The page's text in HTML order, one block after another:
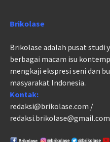
Brikolase
Brikolase adalah pusat studi
berbagai macam isu
mengkaji ekspresi seni dan
masyarakat Indonesia.
Kontak:
redaksi@brikolase.com /
redaksi.brikolase@gmail.com